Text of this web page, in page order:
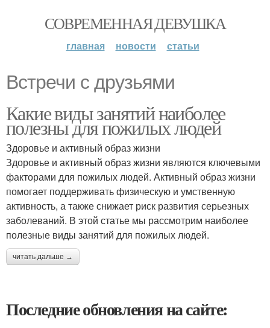
СОВРЕМЕННАЯ ДЕВУШКА
главная новости статьи
Встречи с друзьями
Какие виды занятий наиболее
полезны для пожилых людей
Здоровье и активный образ жизни
Здоровье и активный образ жизни являются ключевыми
факторами для пожилых людей. Активный образ жизни
помогает поддерживать физическую и умственную
активность, а также снижает риск развития серьезных
заболеваний. В этой статье мы рассмотрим наиболее
полезные виды занятий для пожилых людей.
читать дальше →
Последние обновления на сайте: